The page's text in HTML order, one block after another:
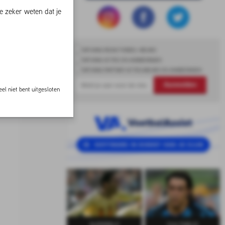
Aanmelden
zeker weten dat je
niet bent uitgesloten